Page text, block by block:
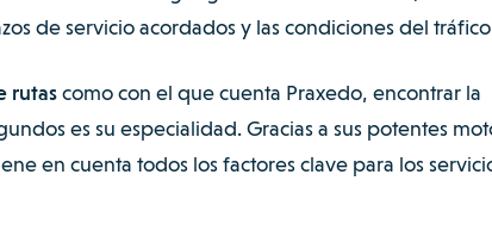
de servicio acordados y las condiciones del
rutascomo con el que cuenta Praxedo, encontrar la
es su especialidad. Gracias a sus potentes
en cuenta todos los factores clave para los